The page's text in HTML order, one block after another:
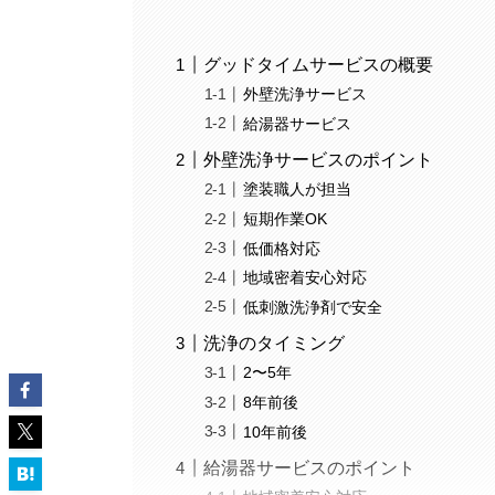
グッドタイムサービスの概要
外壁洗浄サービス
給湯器サービス
外壁洗浄サービスのポイント
塗装職人が担当
短期作業OK
低価格対応
地域密着安心対応
低刺激洗浄剤で安全
洗浄のタイミング
2〜5年
8年前後
10年前後
給湯器サービスのポイント